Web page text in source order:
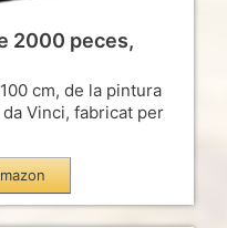
2000 peces,
cm, de la pintura
Vinci, fabricat per